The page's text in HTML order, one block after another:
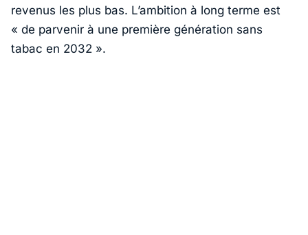
revenus les plus bas. L’ambition à long terme est
« de parvenir à une première génération sans
tabac en 2032 ».